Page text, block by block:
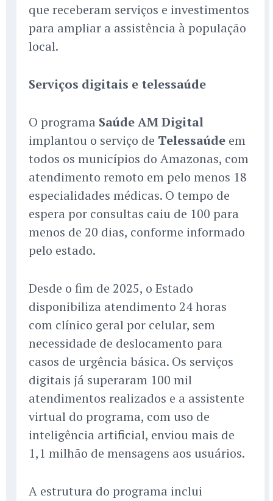
que receberam serviços e investimentos
para ampliar a assistência à população
local.
Serviços digitais e telessaúde
O programa Saúde AM Digital
implantou o serviço de Telessaúde em
todos os municípios do Amazonas, com
atendimento remoto em pelo menos 18
especialidades médicas. O tempo de
espera por consultas caiu de 100 para
menos de 20 dias, conforme informado
pelo estado.
Desde o fim de 2025, o Estado
disponibiliza atendimento 24 horas
com clínico geral por celular, sem
necessidade de deslocamento para
casos de urgência básica. Os serviços
digitais já superaram 100 mil
atendimentos realizados e a assistente
virtual do programa, com uso de
inteligência artificial, enviou mais de
1,1 milhão de mensagens aos usuários.
A estrutura do programa inclui